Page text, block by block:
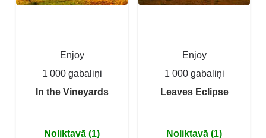
Enjoy
1 000 gabaliņi
In the Vineyards
Noliktavā (1)
Enjoy
1 000 gabaliņi
Leaves Eclipse
Noliktavā (1)